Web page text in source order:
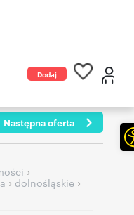
Dodaj
Następna oferta
›
› dolnośląskie ›